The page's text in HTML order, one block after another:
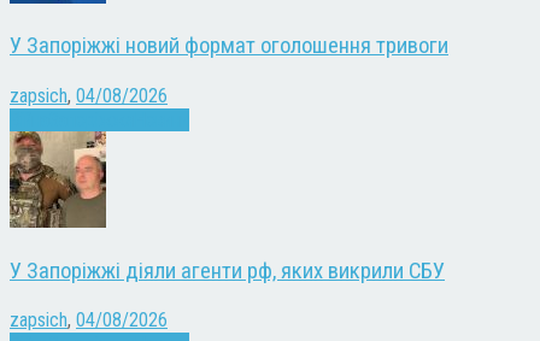
У Запоріжжі новий формат оголошення тривоги
zapsich, 04/08/2026
У Запоріжжі діяли агенти рф, яких викрили СБУ
zapsich, 04/08/2026